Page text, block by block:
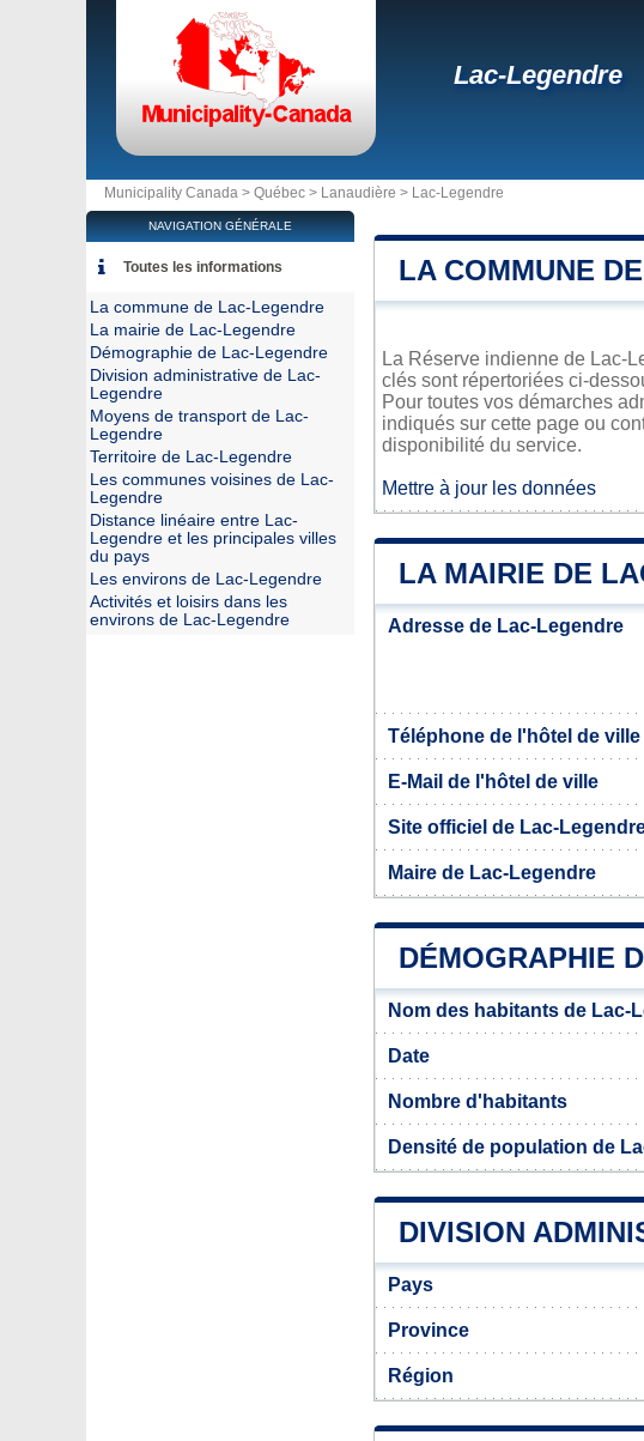
Lac-Legendre
Municipality Canada > Québec > Lanaudière > Lac-Legendre
LA COMMUNE
La Réserve indienne de Lac-
clés sont répertoriées ci-
Pour toutes vos démarches
indiqués sur cette page ou
disponibilité du service.
Mettre à jour les données
LA MAIRIE DE
Adresse de Lac-Legendre
Téléphone de l'hôtel de ville
E-Mail de l'hôtel de ville
Site officiel de Lac-
Maire de Lac-Legendre
DÉMOGRAPHIE
Nom des habitants de Lac-
Date
Nombre d'habitants
Densité de population de
DIVISION
Pays
Province
Région
NAVIGATION GÉNÉRALE
Toutes les informations
La commune de Lac-Legendre
La mairie de Lac-Legendre
Démographie de Lac-Legendre
Division administrative de Lac-
Legendre
Moyens de transport de Lac-
Legendre
Territoire de Lac-Legendre
Les communes voisines de Lac-
Legendre
Distance linéaire entre Lac-
Legendre et les principales villes
du pays
Les environs de Lac-Legendre
Activités et loisirs dans les
environs de Lac-Legendre